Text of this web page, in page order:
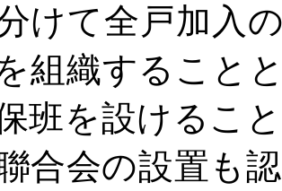
けて全戸加入
組織すること
班を設けるこ
合会の設置も